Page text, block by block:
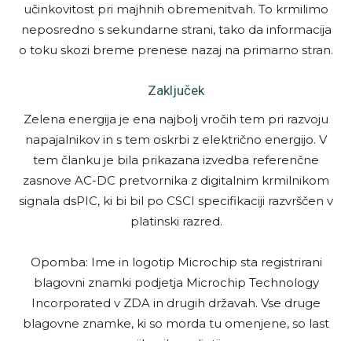
učinkovitost pri majhnih obremenitvah. To krmilimo
neposredno s sekundarne strani, tako da informacija
o toku skozi breme prenese nazaj na primarno stran.
Zaključek
Zelena energija je ena najbolj vročih tem pri razvoju
napajalnikov in s tem oskrbi z električno energijo. V
tem članku je bila prikazana izvedba referenčne
zasnove AC-DC pretvornika z digitalnim krmilnikom
signala dsPIC, ki bi bil po CSCI specifikaciji razvrščen v
platinski razred.
Opomba: Ime in logotip Microchip sta registrirani
blagovni znamki podjetja Microchip Technology
Incorporated v ZDA in drugih državah. Vse druge
blagovne znamke, ki so morda tu omenjene, so last